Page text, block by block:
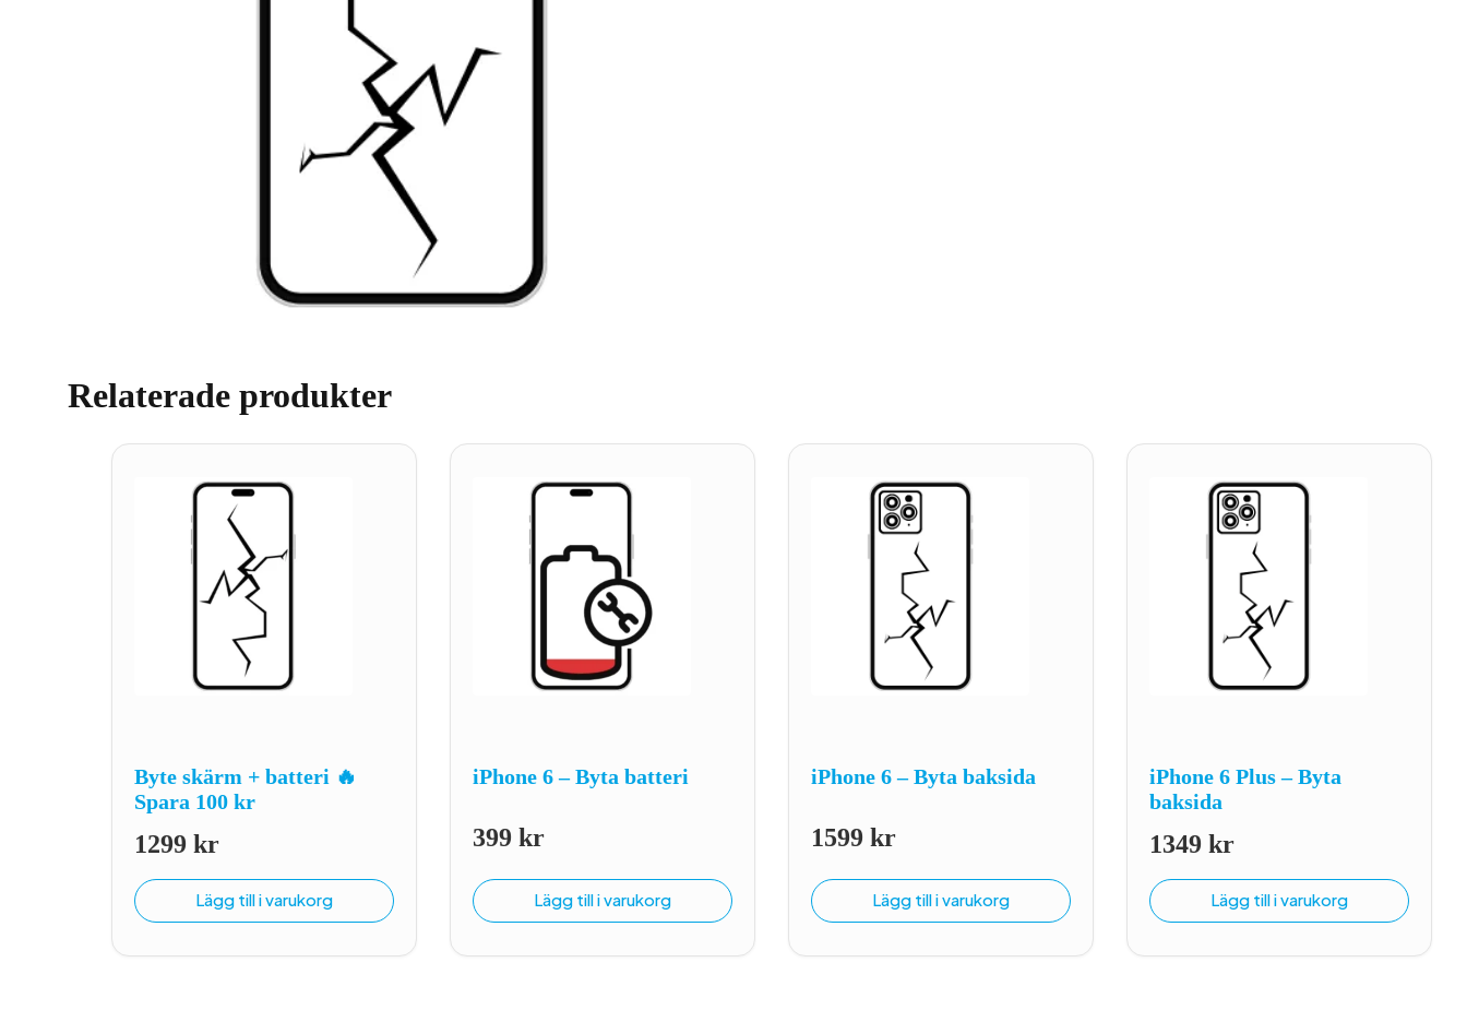
Relaterade produkter
Byte skärm + batteri 🔥
Spara 100 kr
1299 kr
Lägg till i varukorg
iPhone 6 – Byta batteri
399 kr
Lägg till i varukorg
iPhone 6 – Byta baksida
1599 kr
Lägg till i varukorg
iPhone 6 Plus – Byta
baksida
1349 kr
Lägg till i varukorg